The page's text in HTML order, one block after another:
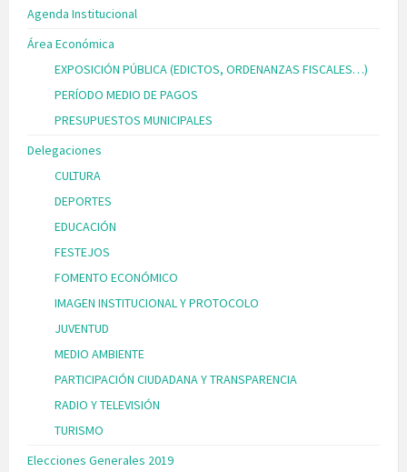
Agenda Institucional
Área Económica
EXPOSICIÓN PÚBLICA (EDICTOS, ORDENANZAS FISCALES…)
PERÍODO MEDIO DE PAGOS
PRESUPUESTOS MUNICIPALES
Delegaciones
CULTURA
DEPORTES
EDUCACIÓN
FESTEJOS
FOMENTO ECONÓMICO
IMAGEN INSTITUCIONAL Y PROTOCOLO
JUVENTUD
MEDIO AMBIENTE
PARTICIPACIÓN CIUDADANA Y TRANSPARENCIA
RADIO Y TELEVISIÓN
TURISMO
Elecciones Generales 2019